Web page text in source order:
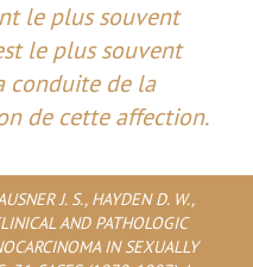
le plus souvent
le plus souvent
conduite de la
de cette affection.
J. S., HAYDEN D. W.,
AND PATHOLOGIC
IN SEXUALLY